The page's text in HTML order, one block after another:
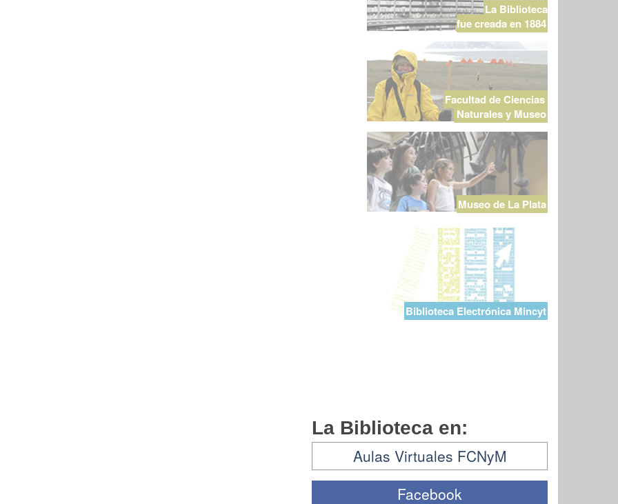
La Biblioteca
fue creada en 1884
Facultad de Ciencias
Naturales y Museo
Museo de La Plata
Biblioteca Electrónica Mincyt
La Biblioteca en:
Aulas Virtuales FCNyM
Facebook